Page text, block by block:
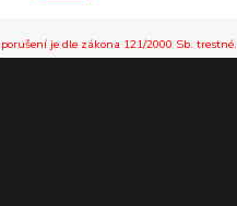
je dle zákona 121/2000 Sb. trestné.